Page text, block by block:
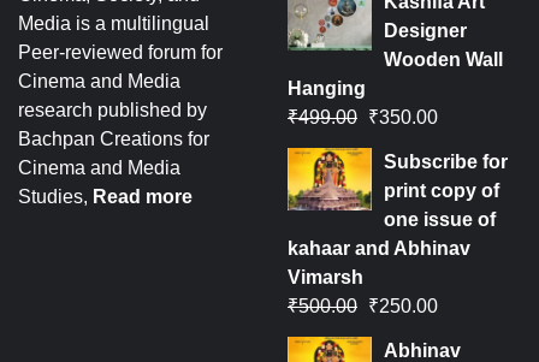
Media is a multilingual
Peer-reviewed forum for
Cinema and Media
research published by
Bachpan Creations for
Cinema and Media
Studies, Read more
Designer
Wooden Wall
Hanging
₹499.00 ₹350.00
Subscribe for
print copy of
one issue of
kahaar and Abhinav
Vimarsh
₹500.00 ₹250.00
Abhinav